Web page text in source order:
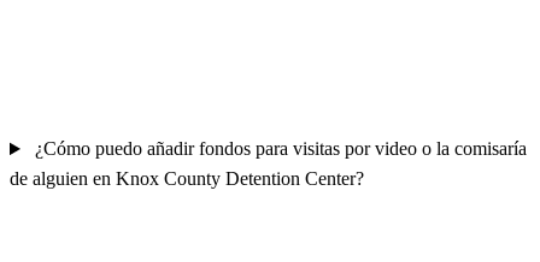
¿Cómo puedo añadir fondos para visitas por video o la comisaría
de alguien en Knox County Detention Center?